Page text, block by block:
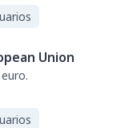
Union